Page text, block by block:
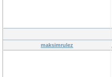
maksimrulez